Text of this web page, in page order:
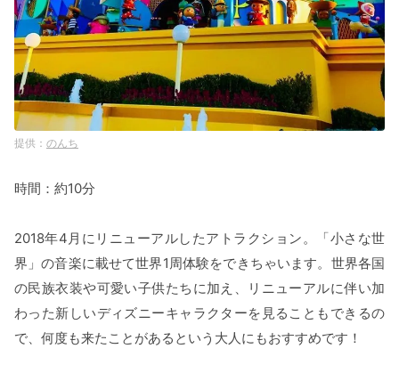
のんち
時間：約10分
2018年4月にリニューアルしたアトラクション。「小さな世
界」の音楽に載せて世界1周体験をできちゃいます。世界各国
の民族衣装や可愛い子供たちに加え、リニューアルに伴い加
わった新しいディズニーキャラクターを見ることもできるの
で、何度も来たことがあるという大人にもおすすめです！